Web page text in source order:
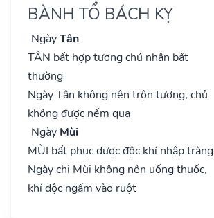
BÀNH TỔ BÁCH KỴ
NgàyTân
TÂN bất hợp tương chủ nhân bất
thường
Ngày Tân không nên trộn tương, chủ
không được nếm qua
Ngày Mùi
MÙI bất phục dược độc khí nhập tràng
Ngày chi Mùi không nên uống thuốc,
khí độc ngấm vào ruột